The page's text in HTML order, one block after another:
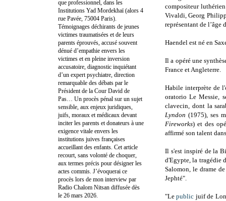
compositeur
Vivaldi, Georg
représentant de l’âge
Haendel est né en
Il a opéré une
France et Angleterre.
Habile interprète de
oratorio Le Messie,
clavecin, dont la
Lyndon (1975), ses
Fireworks) et des
affirmé son talent
Il s'est inspiré de la
d'Egypte, la tragédie
Salomon, le drame
Jephté".
"Lepublic juif de
que professionnel, dans les
Institutions Yad Mordekhaï (alors 4
rue Pavée, 75004 Paris).
Témoignages déchirants de jeunes
victimes traumatisées et de leurs
parents éprouvés, accusé souvent
dénué d’empathie envers les
victimes et en pleine inversion
accusatoire, diagnostic inquiétant
d’un expert psychiatre, direction
remarquable des débats par le
Président de la Cour David de
Pas… Un procès pénal sur un sujet
sensible, aux enjeux juridiques,
juifs, moraux et médicaux devant
inciter les parents et donateurs à une
exigence vitale envers les
institutions juives françaises
accueillant des enfants. Cet article
recourt, sans volonté de choquer,
aux termes précis pour désigner les
actes commis. J’évoquerai ce
procès lors de mon interview par
Radio Chalom Nitsan diffusée dès
le 26 mars 2026.